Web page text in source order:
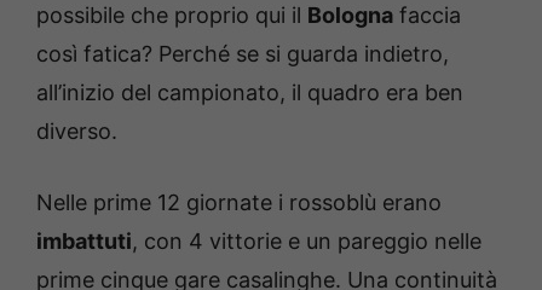
possibile che proprio qui il Bologna faccia
così fatica? Perché se si guarda indietro,
all’inizio del campionato, il quadro era ben
diverso.
Nelle prime 12 giornate i rossoblù erano
imbattuti, con 4 vittorie e un pareggio nelle
prime cinque gare casalinghe. Una continuità